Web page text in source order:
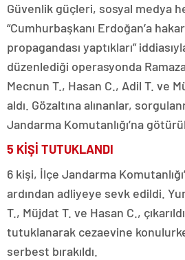
Güvenlik güçleri, sosyal medya
“Cumhurbaşkanı Erdoğan’a
propagandası yaptıkları”
düzenlediği operasyonda
Mecnun T., Hasan C., Adil T. ve
aldı. Gözaltına alınanlar,
Jandarma Komutanlığı’na
5 KİŞİ TUTUKLANDI
6 kişi, İlçe Jandarma
ardından adliyeye sevk edildi.
T., Müjdat T. ve Hasan C.,
tutuklanarak cezaevine
serbest bırakıldı.